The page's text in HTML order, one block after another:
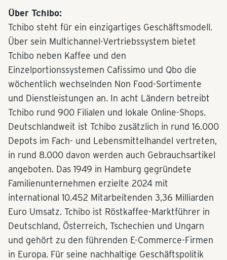
Über Tchibo:
Tchibo steht für ein einzigartiges Geschäftsmodell.
Über sein Multichannel-Vertriebssystem bietet
Tchibo neben Kaffee und den
Einzelportionssystemen Cafissimo und Qbo die
wöchentlich wechselnden Non Food-Sortimente
und Dienstleistungen an. In acht Ländern betreibt
Tchibo rund 900 Filialen und lokale Online-Shops.
Deutschlandweit ist Tchibo zusätzlich in rund 16.000
Depots im Fach- und Lebensmittelhandel vertreten,
in rund 8.000 davon werden auch Gebrauchsartikel
angeboten. Das 1949 in Hamburg gegründete
Familienunternehmen erzielte 2024 mit
international 10.452 Mitarbeitenden 3,36 Milliarden
Euro Umsatz. Tchibo ist Röstkaffee-Marktführer in
Deutschland, Österreich, Tschechien und Ungarn
und gehört zu den führenden E-Commerce-Firmen
in Europa. Für seine nachhaltige Geschäftspolitik